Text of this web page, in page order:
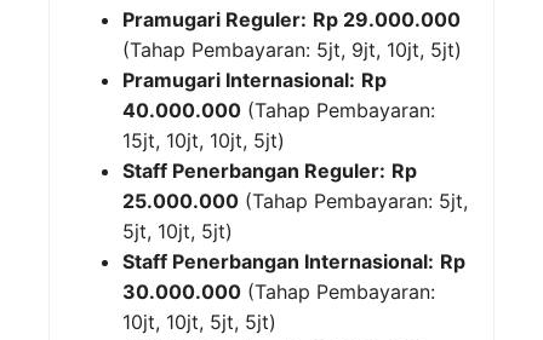
Pramugari Reguler: Rp 29.000.000
(Tahap Pembayaran: 5jt, 9jt, 10jt, 5jt)
Pramugari Internasional: Rp
40.000.000 (Tahap Pembayaran:
15jt, 10jt, 10jt, 5jt)
Staff Penerbangan Reguler: Rp
25.000.000 (Tahap Pembayaran: 5jt,
5jt, 10jt, 5jt)
Staff Penerbangan Internasional: Rp
30.000.000 (Tahap Pembayaran:
10jt, 10jt, 5jt, 5jt)